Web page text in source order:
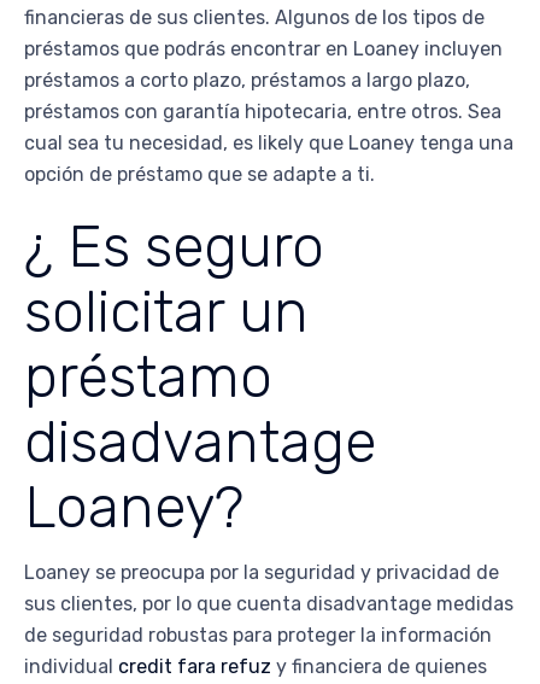
financieras de sus clientes. Algunos de los tipos de
préstamos que podrás encontrar en Loaney incluyen
préstamos a corto plazo, préstamos a largo plazo,
préstamos con garantía hipotecaria, entre otros. Sea
cual sea tu necesidad, es likely que Loaney tenga una
opción de préstamo que se adapte a ti.
¿ Es seguro
solicitar un
préstamo
disadvantage
Loaney?
Loaney se preocupa por la seguridad y privacidad de
sus clientes, por lo que cuenta disadvantage medidas
de seguridad robustas para proteger la información
individual credit fara refuz y financiera de quienes